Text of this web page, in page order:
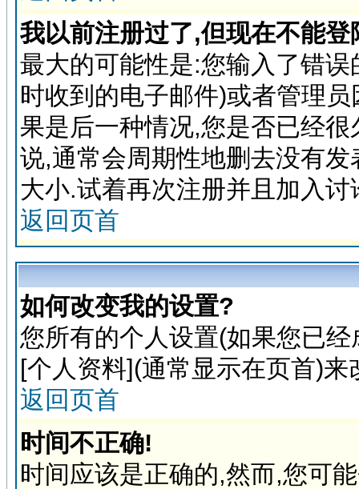
我以前注册过了,但现在不能登
最大的可能性是:您输入了错
时收到的电子邮件)或者管理
果是后一种情况,您是否已经
说,通常会周期性地删去没有
大小.试着再次注册并且加入讨
返回页首
如何改变我的设置?
您所有的个人设置(如果您已
[个人资料](通常显示在页首)来
返回页首
时间不正确!
时间应该是正确的,然而,您可